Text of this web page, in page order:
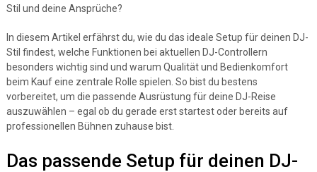
Stil und deine Ansprüche?
In diesem Artikel erfährst du, wie du das ideale Setup für deinen DJ-
Stil findest, welche Funktionen bei aktuellen DJ-Controllern
besonders wichtig sind und warum Qualität und Bedienkomfort
beim Kauf eine zentrale Rolle spielen. So bist du bestens
vorbereitet, um die passende Ausrüstung für deine DJ-Reise
auszuwählen – egal ob du gerade erst startest oder bereits auf
professionellen Bühnen zuhause bist.
Das passende Setup für deinen DJ-